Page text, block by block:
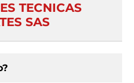
TECNICAS
SAS